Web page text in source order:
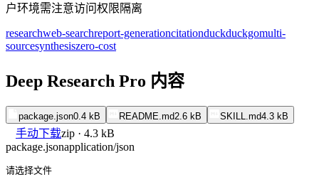
户环境需注意访问权限隔离
researchweb-searchreport-generationcitationduckduckgomulti-
sourcesynthesiszero-cost
Deep Research Pro 内容
package.json0.4 kB README.md2.6 kB SKILL.md4.3 kB
手动下载zip · 4.3 kB
package.jsonapplication/json
请选择文件